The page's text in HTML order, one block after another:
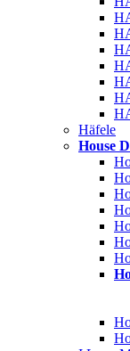
Häfele
House